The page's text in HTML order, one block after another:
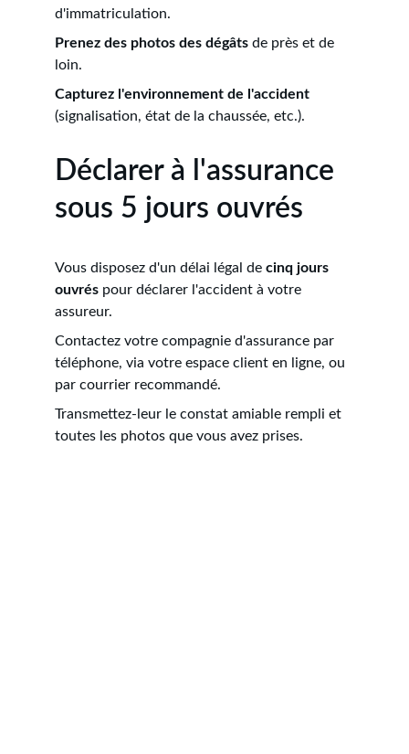
d'immatriculation.
Prenez des photos des dégâts de près et de
loin.
Capturez l'environnement de l'accident
(signalisation, état de la chaussée, etc.).
Déclarer à l'assurance
sous 5 jours ouvrés
Vous disposez d'un délai légal de cinq jours
ouvrés pour déclarer l'accident à votre
assureur.
Contactez votre compagnie d'assurance par
téléphone, via votre espace client en ligne, ou
par courrier recommandé.
Transmettez-leur le constat amiable rempli et
toutes les photos que vous avez prises.